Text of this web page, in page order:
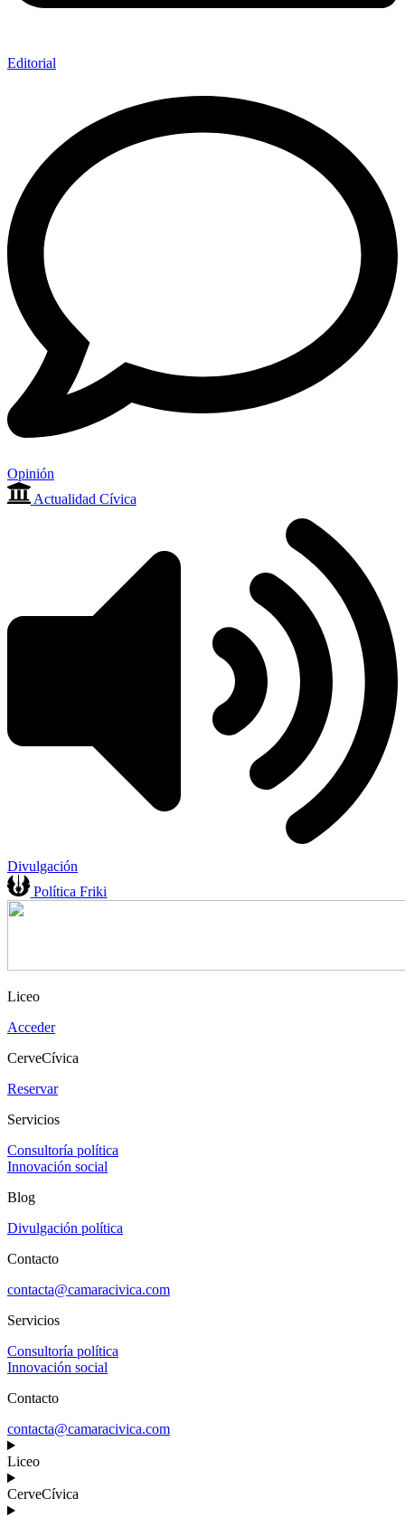
Editorial
Opinión
Actualidad Cívica
Divulgación
Política Friki
Liceo
Acceder
CerveCívica
Reservar
Servicios
Consultoría política
Innovación social
Blog
Divulgación política
Contacto
contacta@camaracivica.com
Servicios
Consultoría política
Innovación social
Contacto
contacta@camaracivica.com
Liceo
CerveCívica